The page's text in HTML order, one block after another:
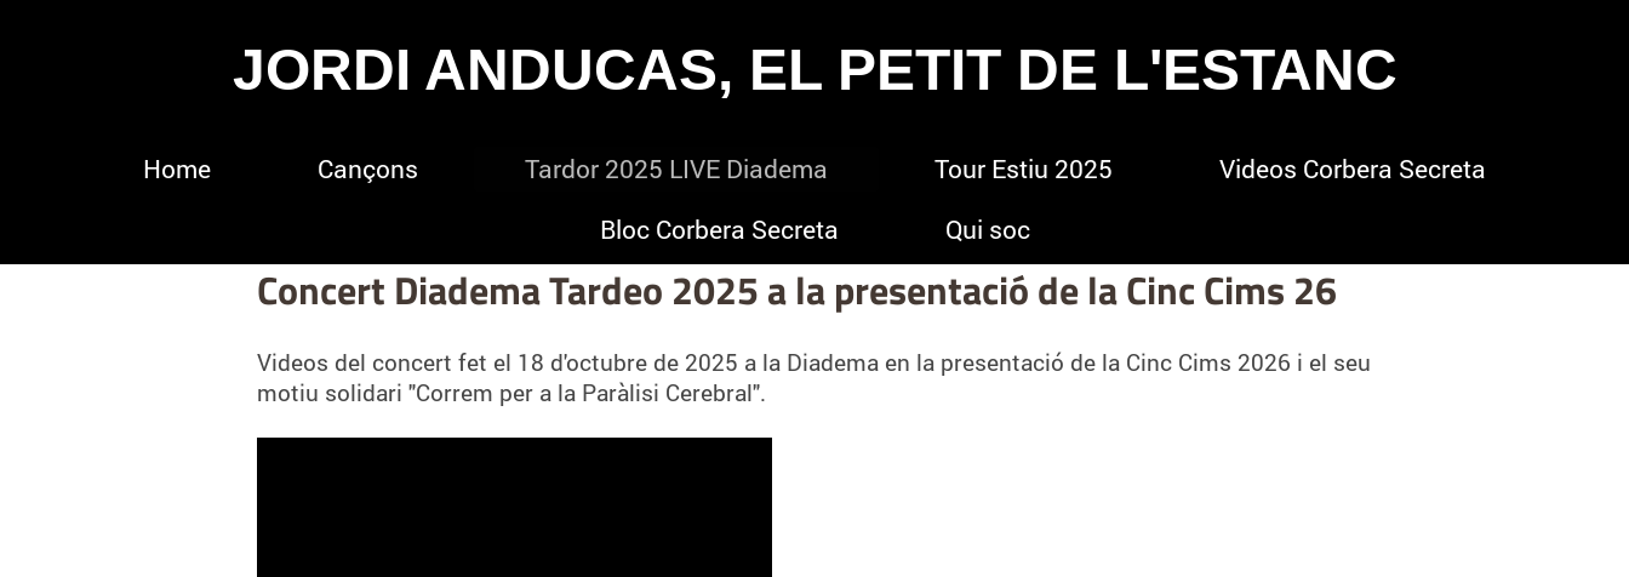
JORDI ANDUCAS, EL PETIT DE L'ESTANC
Home Cançons Tardor 2025 LIVE Diadema Tour Estiu 2025
Videos Corbera Secreta
Bloc Corbera Secreta
Qui soc
Concert Diadema Tardeo 2025 a la presentació de la Cinc Cims 26
Videos del concert fet el 18 d'octubre de 2025 a la Diadema en la presentació de la Cinc Cims 2026 i el seu
motiu solidari "Correm per a la Paràlisi Cerebral".